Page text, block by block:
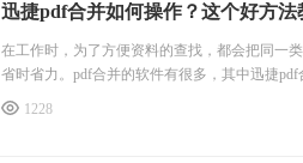
迅捷pdf合并如何操作？这个好方法
在工作时，为了方便资料的查找，都会把同一
省时省力。pdf合并的软件有很多，其中迅捷
1228